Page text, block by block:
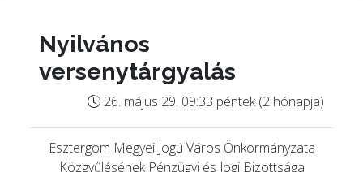
Nyilvános
versenytárgyalás
26. május 29. 09:33 péntek (2 hónapja)
Esztergom Megyei Jogú Város Önkormányzata
Közgyűlésének Pénzügyi és Jogi Bizottsága